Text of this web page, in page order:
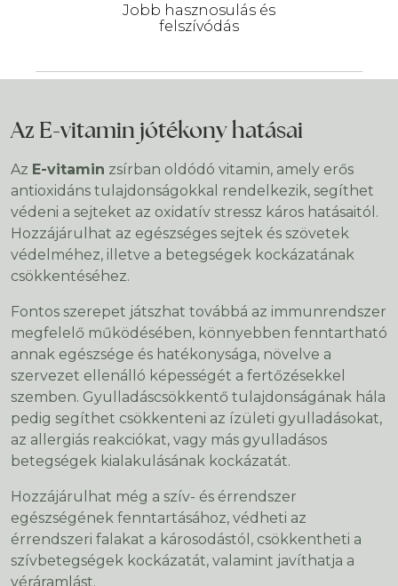
Jobb hasznosulás és
felszívódás
Az E-vitamin jótékony hatásai
Az E-vitamin zsírban oldódó vitamin, amely erős
antioxidáns tulajdonságokkal rendelkezik, segíthet
védeni a sejteket az oxidatív stressz káros hatásaitól.
Hozzájárulhat az egészséges sejtek és szövetek
védelméhez, illetve a betegségek kockázatának
csökkentéséhez.
Fontos szerepet játszhat továbbá az immunrendszer
megfelelő működésében, könnyebben fenntartható
annak egészsége és hatékonysága, növelve a
szervezet ellenálló képességét a fertőzésekkel
szemben. Gyulladáscsökkentő tulajdonságának hála
pedig segíthet csökkenteni az ízületi gyulladásokat,
az allergiás reakciókat, vagy más gyulladásos
betegségek kialakulásának kockázatát.
Hozzájárulhat még a szív- és érrendszer
egészségének fenntartásához, védheti az
érrendszeri falakat a károsodástól, csökkentheti a
szívbetegségek kockázatát, valamint javíthatja a
véráramlást.